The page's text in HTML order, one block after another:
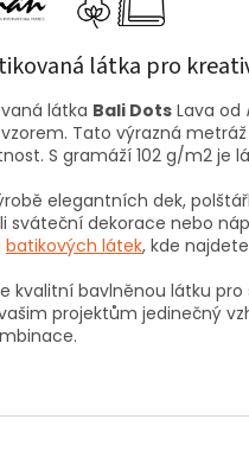
látka pro
látka Bali Dots Lava od
Tato výrazná metráž
S gramáží 102 g/m2 je
elegantních dek,
sváteční dekorace nebo
batikových látek, kde
kvalitní bavlněnou látku pro
projektům jedinečný